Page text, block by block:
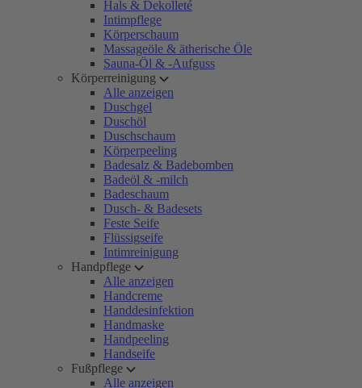
Hals & Dekolleté
Intimpflege
Körperschaum
Massageöle & ätherische Öle
Sauna-Öl & -Aufguss
Körperreinigung
Alle anzeigen
Duschgel
Duschöl
Duschschaum
Körperpeeling
Badesalz & Badebomben
Badeöl & -milch
Badeschaum
Dusch- & Badesets
Feste Seife
Flüssigseife
Intimreinigung
Handpflege
Alle anzeigen
Handcreme
Handdesinfektion
Handmaske
Handpeeling
Handseife
Fußpflege
Alle anzeigen